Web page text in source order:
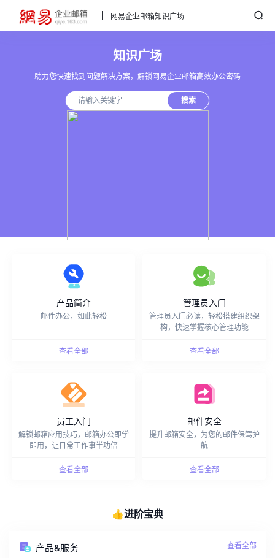
网易企业邮箱知识广场
知识广场
助力您快速找到问题解决方案，解锁网易企业邮箱高效办公密码
搜索
产品简介
邮件办公，如此轻松
查看全部
管理员入门
管理员入门必读，轻松搭建组织架
构，快速掌握核心管理功能
查看全部
员工入门
解锁邮箱应用技巧，邮箱办公即学
即用，让日常工作事半功倍
查看全部
邮件安全
提升邮箱安全，为您的邮件保驾护
航
查看全部
👍进阶宝典
产品&服务 查看全部